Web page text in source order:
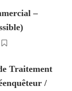
–
Traitement
/